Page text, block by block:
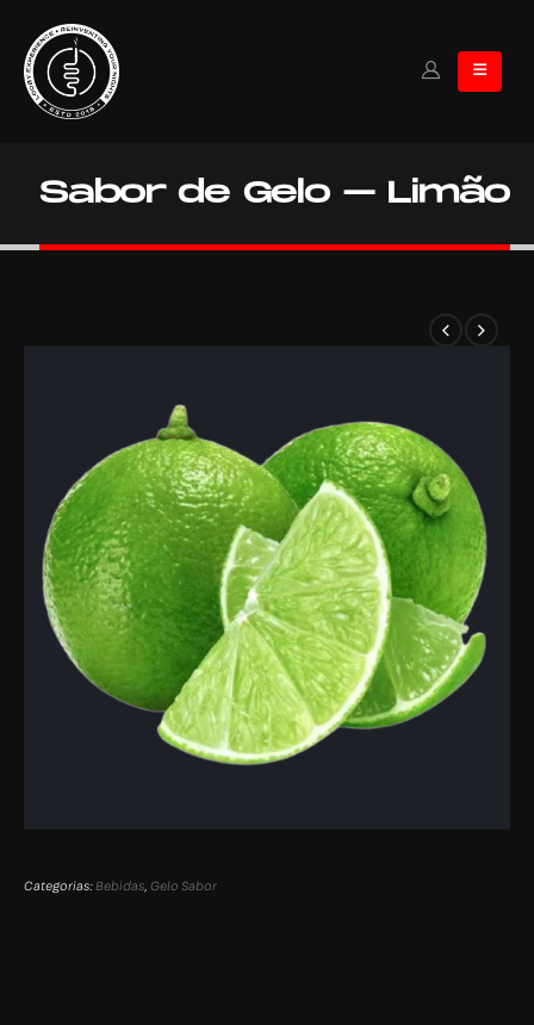
Sabor de Gelo – Limão
Categorias: Bebidas Gelo Sabor